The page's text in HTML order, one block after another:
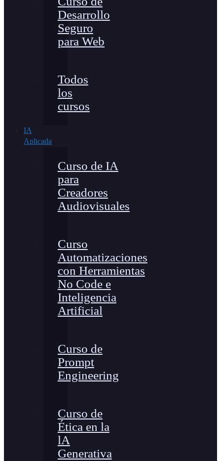
Desarrollo
Seguro
para Web
Todos
los
cursos
IA
Aplicada
Curso de IA
para
Creadores
Audiovisuales
Curso
Automatizaciones
con Herramientas
No Code e
Inteligencia
Artificial
Curso de
Prompt
Engineering
Curso de
Ética en la
lA
Generativa